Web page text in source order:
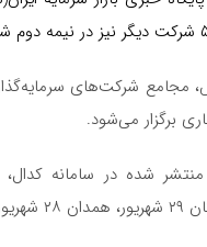
مجامع شرکت‌های
برگزار می‌شود.
می‌شود.